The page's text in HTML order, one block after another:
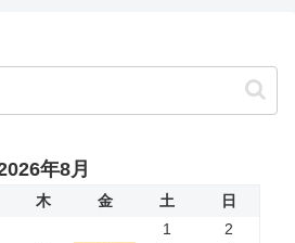
年8月
木 金 土
日
1
2